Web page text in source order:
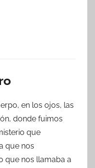
en los ojos, las
donde fuimos
que
que nos
que nos llamaba a